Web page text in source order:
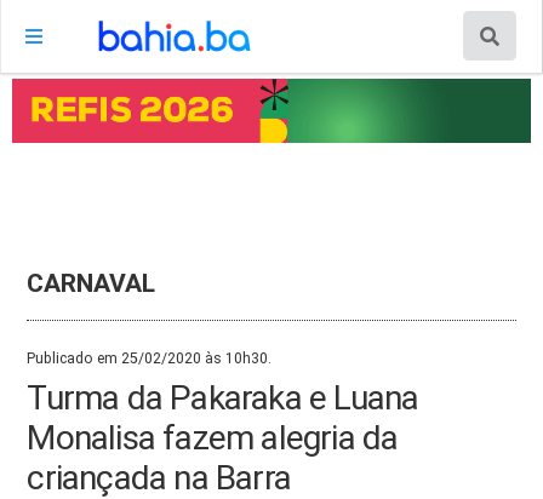
CARNAVAL
Publicado em 25/02/2020 às 10h30.
Turma da Pakaraka e Luana
Monalisa fazem alegria da
criançada na Barra